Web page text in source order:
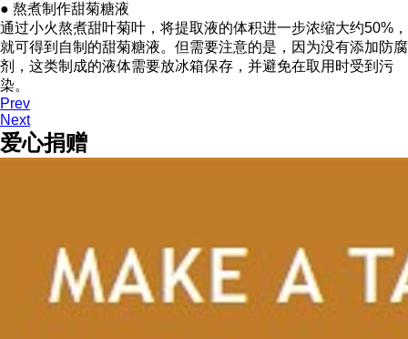
● 熬煮制作甜菊糖液
通过小火熬煮甜叶菊叶，将提取液的体积进一步浓缩大约50%，
就可得到自制的甜菊糖液。但需要注意的是，因为没有添加防腐
剂，这类制成的液体需要放冰箱保存，并避免在取用时受到污
染。
Prev
Next
爱心捐赠